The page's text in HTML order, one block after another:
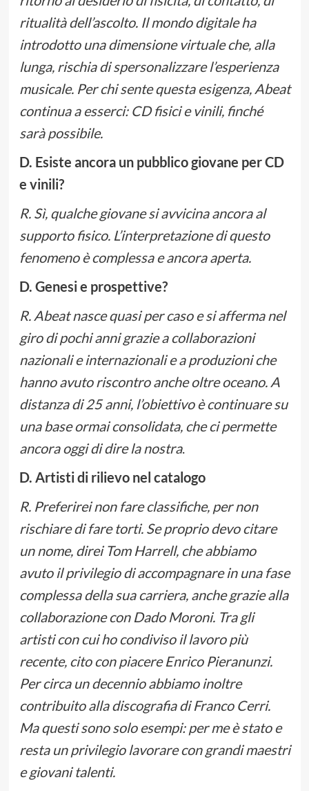
ritualità dell’ascolto. Il mondo digitale ha
introdotto una dimensione virtuale che, alla
lunga, rischia di spersonalizzare l’esperienza
musicale. Per chi sente questa esigenza, Abeat
continua a esserci: CD fisici e vinili, finché
sarà possibile.
D. Esiste ancora un pubblico giovane per CD
e vinili?
R. Sì, qualche giovane si avvicina ancora al
supporto fisico. L’interpretazione di questo
fenomeno è complessa e ancora aperta.
D. Genesi e prospettive?
R. Abeat nasce quasi per caso e si afferma nel
giro di pochi anni grazie a collaborazioni
nazionali e internazionali e a produzioni che
hanno avuto riscontro anche oltre oceano. A
distanza di 25 anni, l’obiettivo è continuare su
una base ormai consolidata, che ci permette
ancora oggi di dire la nostra.
D. Artisti di rilievo nel catalogo
R. Preferirei non fare classifiche, per non
rischiare di fare torti. Se proprio devo citare
un nome, direi Tom Harrell, che abbiamo
avuto il privilegio di accompagnare in una fase
complessa della sua carriera, anche grazie alla
collaborazione con Dado Moroni. Tra gli
artisti con cui ho condiviso il lavoro più
recente, cito con piacere Enrico Pieranunzi.
Per circa un decennio abbiamo inoltre
contribuito alla discografia di Franco Cerri.
Ma questi sono solo esempi: per me è stato e
resta un privilegio lavorare con grandi maestri
e giovani talenti.